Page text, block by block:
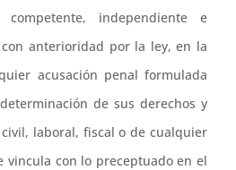
independiente e
anterioridad por la ley, en la
acusación penal formulada
de sus derechos y
laboral, fiscal o de cualquier
vincula con lo preceptuado en el